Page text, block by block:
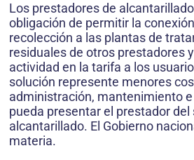
Los prestadores de
obligación de permitir la
recolección a las plantas de
residuales de otros prestadores
actividad en la tarifa a los
solución represente menores
administración, mantenimiento
pueda presentar el prestador del
alcantarillado. El Gobierno
materia.